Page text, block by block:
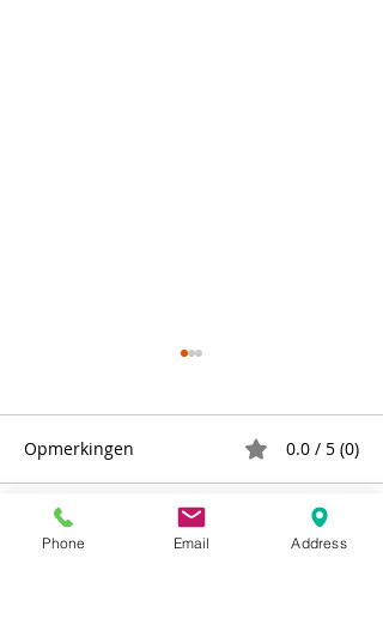
Vier Nationale LED Dag!
Opmerkingen 0.0 / 5 (0)
Reageer en beoordeel...
Phone Email Address